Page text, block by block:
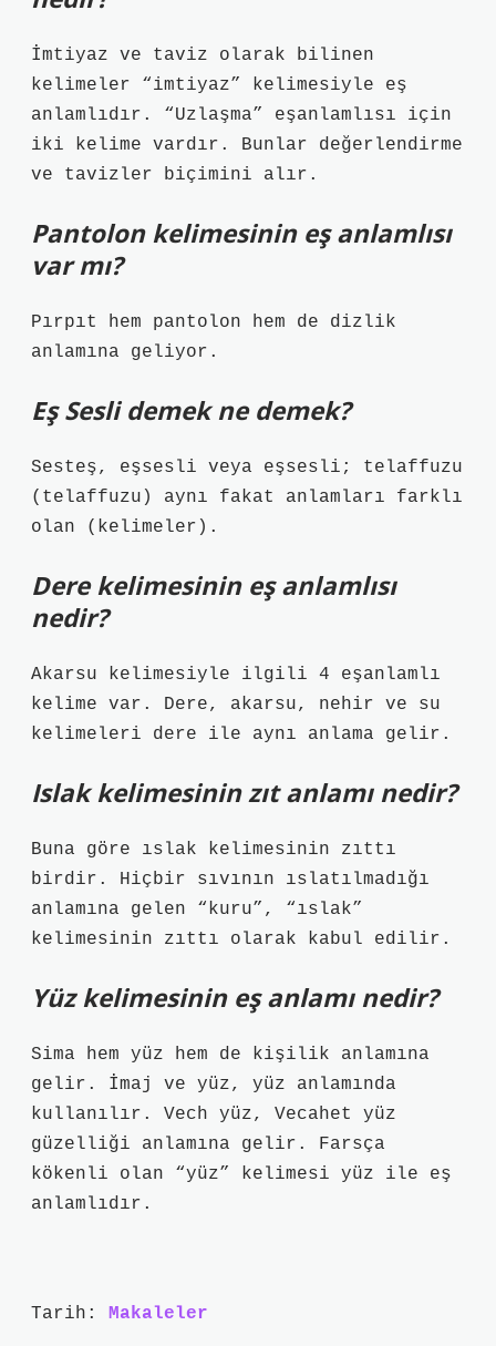
İmtiyaz ve taviz olarak bilinen
kelimeler “imtiyaz” kelimesiyle eş
anlamlıdır. “Uzlaşma” eşanlamlısı için
iki kelime vardır. Bunlar değerlendirme
ve tavizler biçimini alır.
Pantolon kelimesinin eş anlamlısı
var mı?
Pırpıt hem pantolon hem de dizlik
anlamına geliyor.
Eş Sesli demek ne demek?
Sesteş, eşsesli veya eşsesli; telaffuzu
(telaffuzu) aynı fakat anlamları farklı
olan (kelimeler).
Dere kelimesinin eş anlamlısı
nedir?
Akarsu kelimesiyle ilgili 4 eşanlamlı
kelime var. Dere, akarsu, nehir ve su
kelimeleri dere ile aynı anlama gelir.
Islak kelimesinin zıt anlamı nedir?
Buna göre ıslak kelimesinin zıttı
birdir. Hiçbir sıvının ıslatılmadığı
anlamına gelen “kuru”, “ıslak”
kelimesinin zıttı olarak kabul edilir.
Yüz kelimesinin eş anlamı nedir?
Sima hem yüz hem de kişilik anlamına
gelir. İmaj ve yüz, yüz anlamında
kullanılır. Vech yüz, Vecahet yüz
güzelliği anlamına gelir. Farsça
kökenli olan “yüz” kelimesi yüz ile eş
anlamlıdır.
Tarih: Makaleler